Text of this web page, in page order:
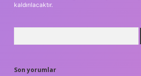
kaldırılacaktır.
Son yorumlar